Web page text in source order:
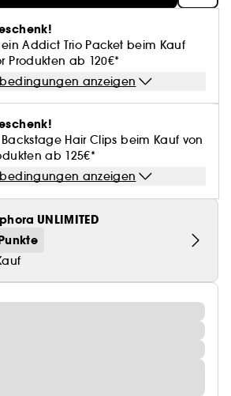
ein Addict Trio Packet beim Kauf
Produkten ab 120€*
anzeigen
Backstage Hair Clips beim Kauf von
ab 125€*
anzeigen
UNLIMITED